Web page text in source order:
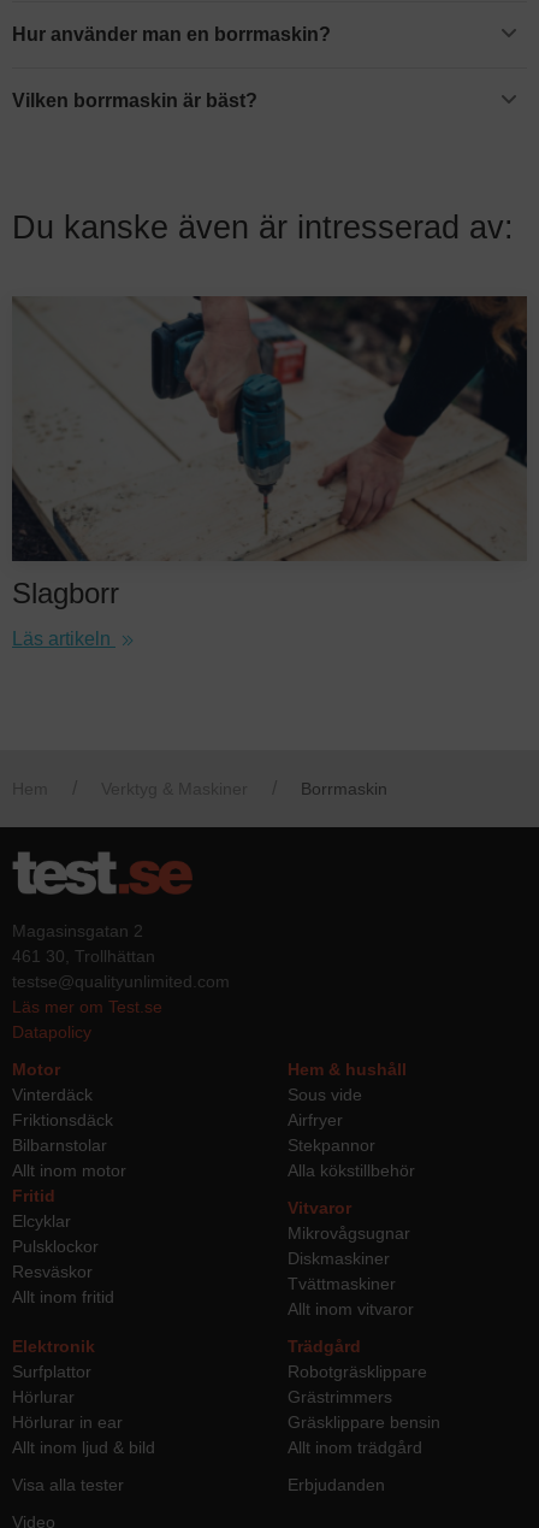
skruvdragare, vilket är skruvdragare med borrfunktion.
Hur använder man en borrmaskin?
snickrar.
Vilken borrmaskin är bäst?
Du kanske även är intresserad av:
Slagborr
Läs artikeln
Borrmaskin
Magasinsgatan 2
461 30, Trollhättan
testse@qualityunlimited.com
Läs mer om Test.se
Datapolicy
Motor
Vinterdäck
Friktionsdäck
Bilbarnstolar
Allt inom motor
Hem & hushåll
Sous vide
Airfryer
Stekpannor
Alla kökstillbehör
Fritid
Elcyklar
Pulsklockor
Resväskor
Allt inom fritid
Vitvaror
Mikrovågsugnar
Diskmaskiner
Tvättmaskiner
Allt inom vitvaror
Elektronik
Surfplattor
Hörlurar
Hörlurar in ear
Allt inom ljud & bild
Trädgård
Robotgräsklippare
Grästrimmers
Gräsklippare bensin
Allt inom trädgård
Visa alla tester
Erbjudanden
Video